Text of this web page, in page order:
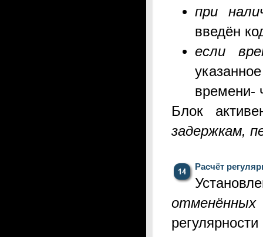
при
введён
если
времени-
Блок
задержкам,
Расчёт